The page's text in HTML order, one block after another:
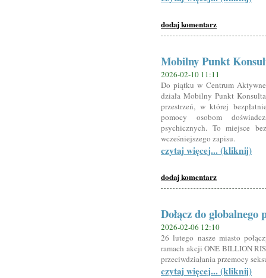
dodaj komentarz
Mobilny Punkt
2026-02-10 11:11
Do piątku w Centrum
działa Mobilny Punkt
przestrzeń, w której
pomocy osobom
psychicznych. To miejsce
wcześniejszego zapisu.
czytaj więcej... (kliknij)
dodaj komentarz
Dołącz do
2026-02-06 12:10
26 lutego nasze miasto
ramach akcji ONE BILLION
przeciwdziałania przemocy
czytaj więcej... (kliknij)